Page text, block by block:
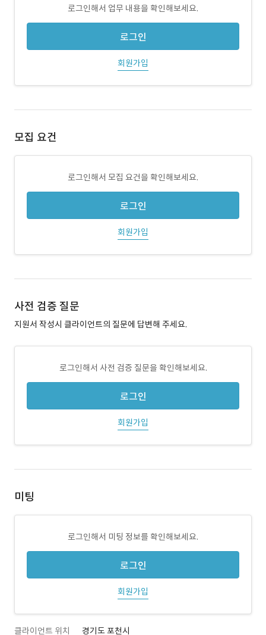
로그인해서 업무 내용을 확인해보세요.
로그인
회원가입
모집 요건
로그인해서 모집 요건을 확인해보세요.
로그인
회원가입
사전 검증 질문
지원서 작성시 클라이언트의 질문에 답변해 주세요.
로그인해서 사전 검증 질문을 확인해보세요.
로그인
회원가입
미팅
로그인해서 미팅 정보를 확인해보세요.
로그인
회원가입
클라이언트 위치 경기도 포천시